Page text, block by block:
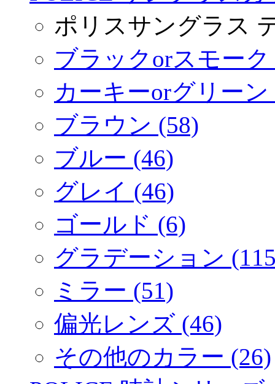
ポリスサングラス
ブラックorスモーク
カーキーorグリーン
ブラウン (58)
ブルー (46)
グレイ (46)
ゴールド (6)
グラデーション
ミラー (51)
偏光レンズ (46)
その他のカラー (26)